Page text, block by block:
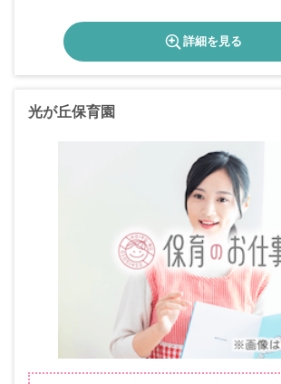
詳細を見る
光が丘保育園